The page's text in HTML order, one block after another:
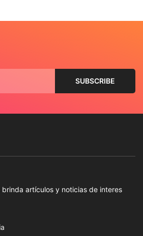
artículos y noticias de interes